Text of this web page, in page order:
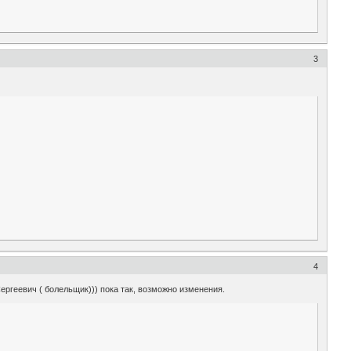
3
4
( болельщик))) пока так, возможно изменения.